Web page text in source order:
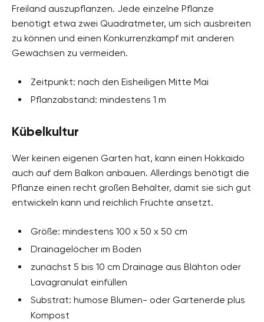
Freiland auszupflanzen. Jede einzelne Pflanze
benötigt etwa zwei Quadratmeter, um sich ausbreiten
zu können und einen Konkurrenzkampf mit anderen
Gewächsen zu vermeiden.
Zeitpunkt: nach den Eisheiligen Mitte Mai
Pflanzabstand: mindestens 1 m
Kübelkultur
Wer keinen eigenen Garten hat, kann einen Hokkaido
auch auf dem Balkon anbauen. Allerdings benötigt die
Pflanze einen recht großen Behälter, damit sie sich gut
entwickeln kann und reichlich Früchte ansetzt.
Größe: mindestens 100 x 50 x 50 cm
Drainagelöcher im Boden
zunächst 5 bis 10 cm Drainage aus Blähton oder
Lavagranulat einfüllen
Substrat: humose Blumen- oder Gartenerde plus
Kompost